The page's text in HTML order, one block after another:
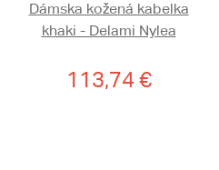
Dámska kožená kabelka
khaki - Delami Nylea
113,74 €